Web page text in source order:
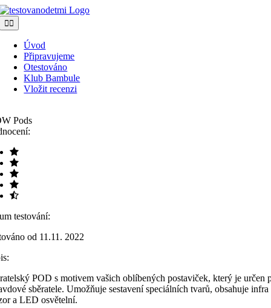
Přeskočit
na
obsah
Toggle
Navigation
Úvod
Připravujeme
Otestováno
Klub Bambule
Vložit recenzi
Pods
testování:
od 11.11. 2022
POD s motivem vašich oblíbených postaviček, který je určen
sběratele. Umožňuje sestavení speciálních tvarů, obsahuje infra
a LED osvětelní.